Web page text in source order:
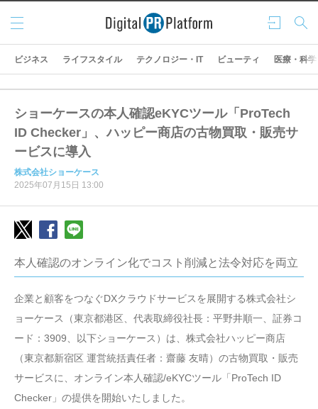
ログ
イン
検索
メニ
ュー
ビジネス ライフスタイル テクノロジー・IT ビューティ 医療・科学
ショーケースの本人確認eKYCツール「ProTech
ID Checker」、ハッピー商店の古物買取・販売サ
ービスに導入
株式会社ショーケース
2025年07月15日 13:00
本人確認のオンライン化でコスト削減と法令対応を両立
企業と顧客をつなぐDXクラウドサービスを展開する株式会社シ
ョーケース（東京都港区、代表取締役社長：平野井順一、証券コ
ード：3909、以下ショーケース）は、株式会社ハッピー商店
（東京都新宿区 運営統括責任者：齋藤 友晴）の古物買取・販売
サービスに、オンライン本人確認/eKYCツール「ProTech ID
Checker」の提供を開始いたしました。